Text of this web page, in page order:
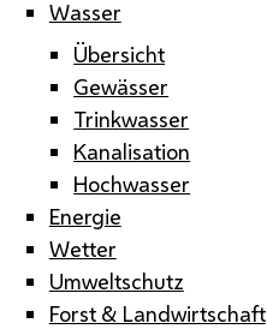
Wasser
Übersicht
Gewässer
Trinkwasser
Kanalisation
Hochwasser
Energie
Wetter
Umweltschutz
Forst & Landwirtschaft